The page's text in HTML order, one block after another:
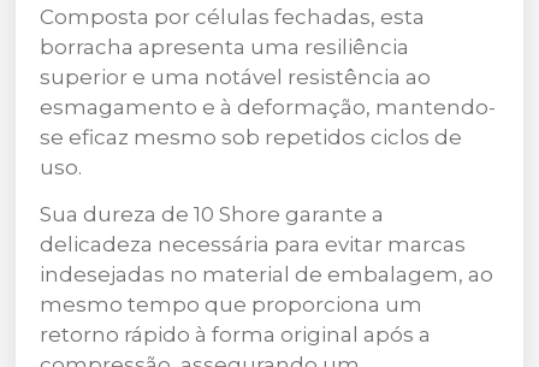
Composta por células fechadas, esta
borracha apresenta uma resiliência
superior e uma notável resistência ao
esmagamento e à deformação, mantendo-
se eficaz mesmo sob repetidos ciclos de
uso.
Sua dureza de 10 Shore garante a
delicadeza necessária para evitar marcas
indesejadas no material de embalagem, ao
mesmo tempo que proporciona um
retorno rápido à forma original após a